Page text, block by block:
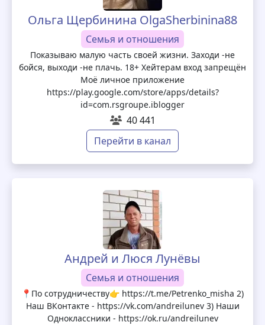
Ольга Щербинина OlgaSherbinina88
Семья и отношения
Показываю малую часть своей жизни. Заходи -не
бойся, выходи -не плачь. 18+ Хейтерам вход запрещён
Моё личное приложение
https://play.google.com/store/apps/details?
id=com.rsgroupe.iblogger
40 441
Перейти в канал
Андрей и Люся Лунёвы
Семья и отношения
📍По сотрудничеству👉 https://t.me/Petrenko_misha 2)
Наш ВКонтакте - https://vk.com/andreilunev 3) Наши
Одноклассники - https://ok.ru/andreilunev